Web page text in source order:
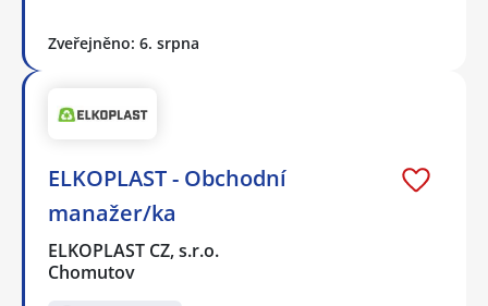
Zveřejněno: 6. srpna
ELKOPLAST - Obchodní
manažer/ka
ELKOPLAST CZ, s.r.o.
Chomutov